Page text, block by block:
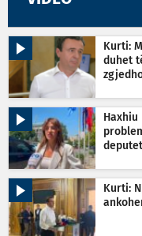
Kurti:
duhet
Kurti: